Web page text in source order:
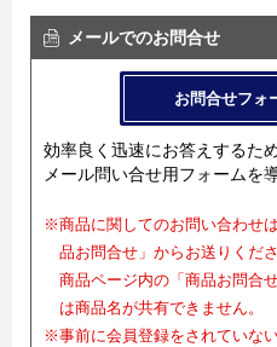
メールでのお問合せ
お問合せフォ
効率良く迅速にお答えするため
メール問い合せ用フォームを
※商品に関してのお問い合わせ
品お問合せ」からお送りくださ
商品ページ内の「商品お問合
は商品名が共有できません。
※事前に会員登録をされていな